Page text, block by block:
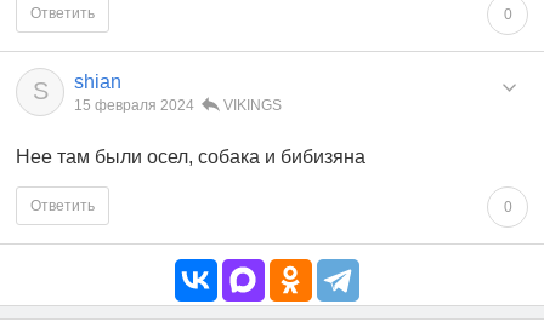
0
Ответить
S shian
15 февраля 2024 VIKINGS
Нее там были осел, собака и бибизяна
0
Ответить